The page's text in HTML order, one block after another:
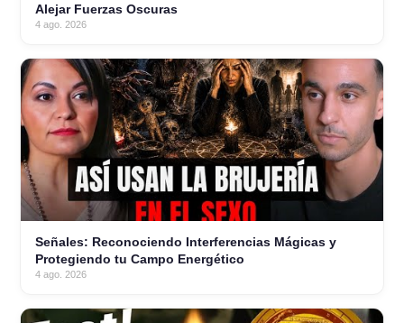
Alejar Fuerzas Oscuras
4 ago. 2026
Señales: Reconociendo Interferencias Mágicas y
Protegiendo tu Campo Energético
4 ago. 2026